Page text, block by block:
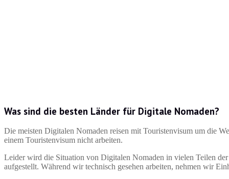
Was sind die besten Länder für Digitale Nomaden?
Die meisten Digitalen Nomaden reisen mit Touristenvisum um die
einem Touristenvisum nicht arbeiten.
Leider wird die Situation von Digitalen Nomaden in vielen Teilen
aufgestellt. Während wir technisch gesehen arbeiten, nehmen wir